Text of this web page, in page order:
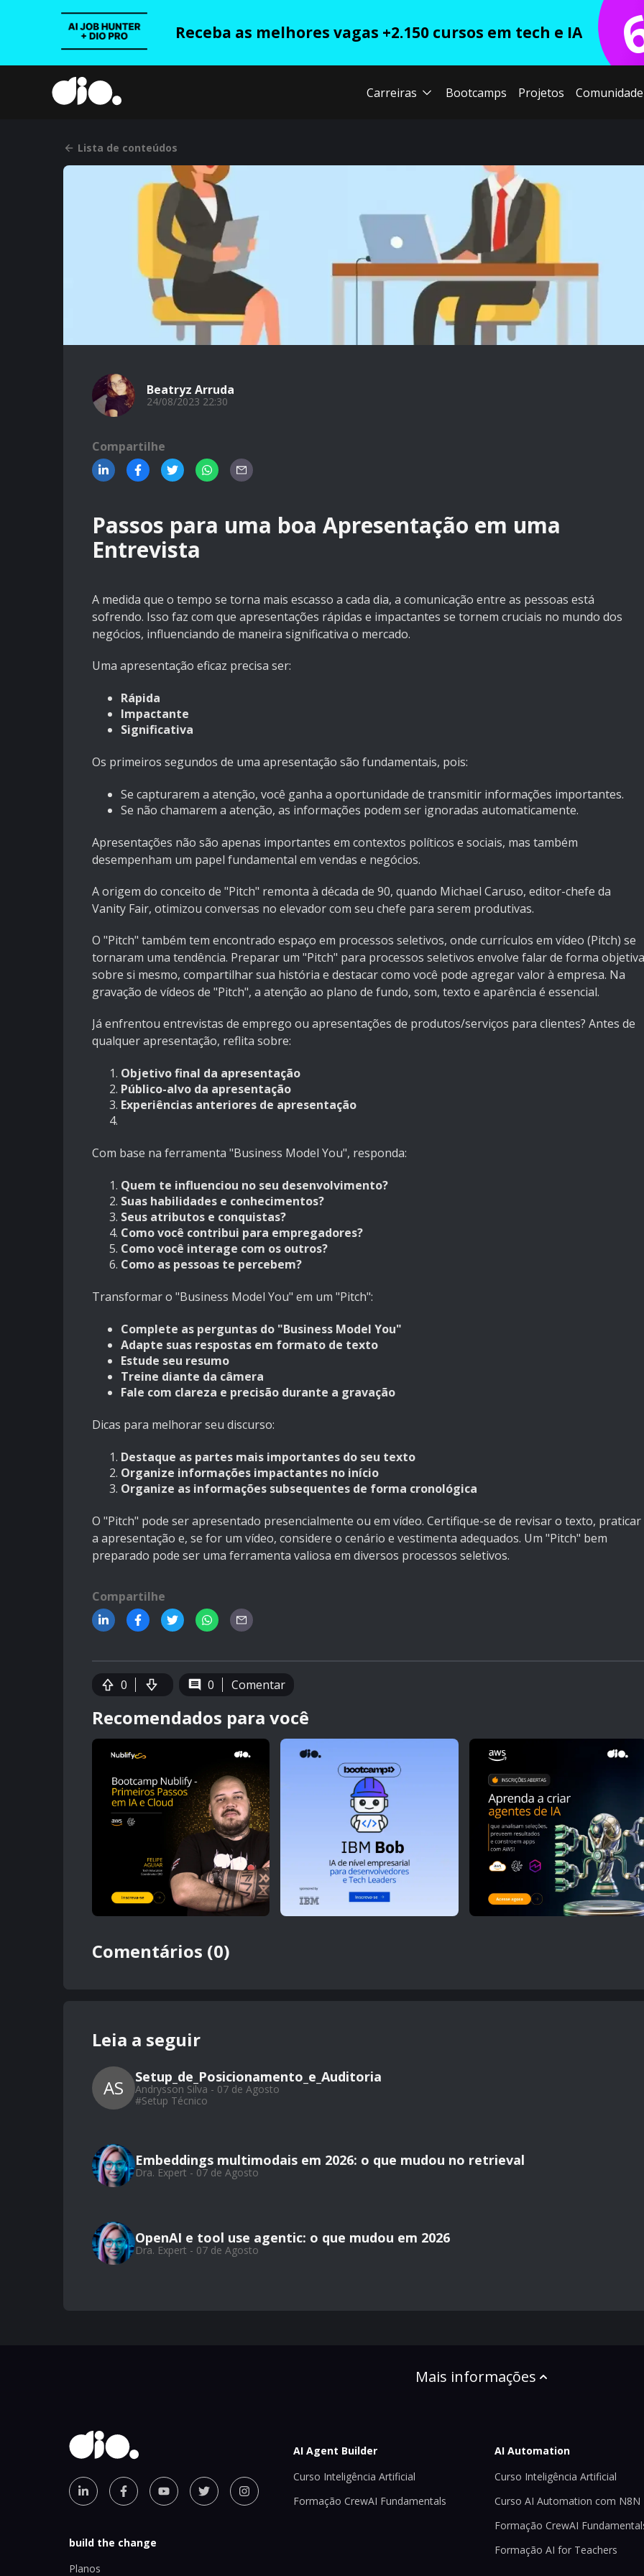
Receba as melhores vagas +2.150 cursos em tech e IA
Carreiras Bootcamps Projetos Comunidade
Lista de conteúdos
Beatryz Arruda
24/08/2023 22:30
Compartilhe
Passos para uma boa Apresentação em uma
Entrevista
A medida que o tempo se torna mais escasso a cada dia, a comunicação entre as pessoas está
sofrendo. Isso faz com que apresentações rápidas e impactantes se tornem cruciais no mundo dos
negócios, influenciando de maneira significativa o mercado.
Uma apresentação eficaz precisa ser:
Rápida
Impactante
Significativa
Os primeiros segundos de uma apresentação são fundamentais, pois:
Se capturarem a atenção, você ganha a oportunidade de transmitir informações importantes.
Se não chamarem a atenção, as informações podem ser ignoradas automaticamente.
Apresentações não são apenas importantes em contextos políticos e sociais, mas também
desempenham um papel fundamental em vendas e negócios.
A origem do conceito de "Pitch" remonta à década de 90, quando Michael Caruso, editor-chefe da
Vanity Fair, otimizou conversas no elevador com seu chefe para serem produtivas.
O "Pitch" também tem encontrado espaço em processos seletivos, onde currículos em vídeo (Pitch) se
tornaram uma tendência. Preparar um "Pitch" para processos seletivos envolve falar de forma objetiva
sobre si mesmo, compartilhar sua história e destacar como você pode agregar valor à empresa. Na
gravação de vídeos de "Pitch", a atenção ao plano de fundo, som, texto e aparência é essencial.
Já enfrentou entrevistas de emprego ou apresentações de produtos/serviços para clientes? Antes de
qualquer apresentação, reflita sobre:
Objetivo final da apresentação
Público-alvo da apresentação
Experiências anteriores de apresentação
Com base na ferramenta "Business Model You", responda:
Quem te influenciou no seu desenvolvimento?
Suas habilidades e conhecimentos?
Seus atributos e conquistas?
Como você contribui para empregadores?
Como você interage com os outros?
Como as pessoas te percebem?
Transformar o "Business Model You" em um "Pitch":
Complete as perguntas do "Business Model You"
Adapte suas respostas em formato de texto
Estude seu resumo
Treine diante da câmera
Fale com clareza e precisão durante a gravação
Dicas para melhorar seu discurso:
Destaque as partes mais importantes do seu texto
Organize informações impactantes no início
Organize as informações subsequentes de forma cronológica
O "Pitch" pode ser apresentado presencialmente ou em vídeo. Certifique-se de revisar o texto, praticar
a apresentação e, se for um vídeo, considere o cenário e vestimenta adequados. Um "Pitch" bem
preparado pode ser uma ferramenta valiosa em diversos processos seletivos.
Compartilhe
0 0 Comentar
Recomendados para você
Comentários (0)
Leia a seguir
AS Setup_de_Posicionamento_e_Auditoria
Andrysson Silva - 07 de Agosto
#Setup Técnico
Embeddings multimodais em 2026: o que mudou no retrieval
Dra. Expert - 07 de Agosto
OpenAI e tool use agentic: o que mudou em 2026
Dra. Expert - 07 de Agosto
Mais informações
build the change
Planos
AI Agent Builder
Curso Inteligência Artificial
Formação CrewAI Fundamentals
AI Automation
Curso Inteligência Artificial
Curso AI Automation com N8N
Formação CrewAI
Formação AI for Teachers